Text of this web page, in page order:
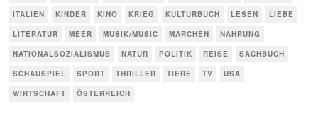
ITALIEN
KINDER KINO KRIEG KULTURBUCH LESEN
LIEBE
LITERATUR
MEER MUSIK/MUSIC MÄRCHEN
NAHRUNG
NATIONALSOZIALISMUS
NATUR POLITIK REISE
SACHBUCH
SCHAUSPIEL
SPORT THRILLER TIERE TV
USA
WIRTSCHAFT
ÖSTERREICH